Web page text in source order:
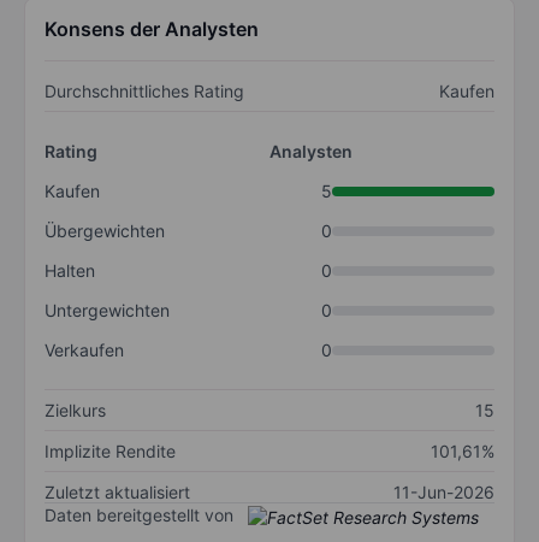
Konsens der Analysten
Durchschnittliches Rating Kaufen
Rating
Analysten
Kaufen
5
Übergewichten
0
Halten
0
Untergewichten
0
Verkaufen
0
Zielkurs
15
Implizite Rendite
101,61%
Zuletzt aktualisiert
11-Jun-2026
Daten bereitgestellt von